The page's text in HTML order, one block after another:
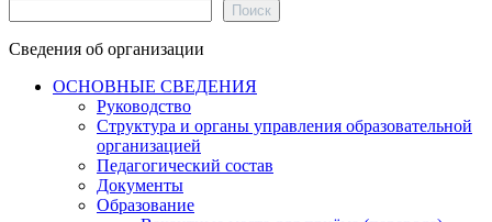
Поиск
Сведения об организации
ОСНОВНЫЕ СВЕДЕНИЯ
Руководство
Структура и органы управления образовательной
организацией
Педагогический состав
Документы
Образование